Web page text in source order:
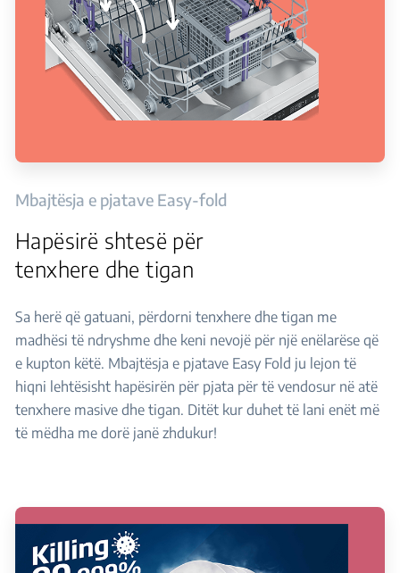
Mbajtësja e pjatave Easy-fold
Hapësirë ​​shtesë për
tenxhere dhe tigan
Sa herë që gatuani, përdorni tenxhere dhe tigan me
madhësi të ndryshme dhe keni nevojë për një enëlarëse që
e kupton këtë. Mbajtësja e pjatave Easy Fold ju lejon të
hiqni lehtësisht hapësirën për pjata për të vendosur në atë
tenxhere masive dhe tigan. Ditët kur duhet të lani enët më
të mëdha me dorë janë zhdukur!